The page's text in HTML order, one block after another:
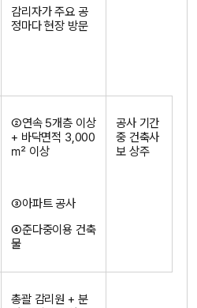
감리자가 주요 공
정마다 현장 방문
②연속 5개층 이상
+ 바닥면적 3,000
㎡ 이상
③아파트 공사
④준다중이용 건축
물
공사 기간
중 건축사
보 상주
총괄 감리원 + 분